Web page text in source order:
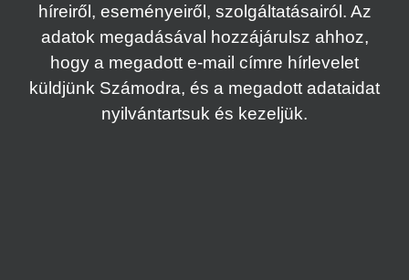
híreiről, eseményeiről, szolgáltatásairól. Az
adatok megadásával hozzájárulsz ahhoz,
hogy a megadott e-mail címre hírlevelet
küldjünk Számodra, és a megadott adataidat
nyilvántartsuk és kezeljük.